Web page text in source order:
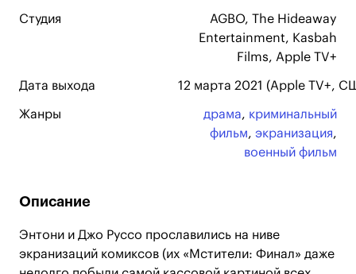
Студия
AGBO, The Hideaway
Entertainment, Kasbah
Films, Apple TV+
Дата выхода 12 марта 2021 (Apple TV+,
Жанры драма, криминальный
фильм, экранизация,
военный фильм
Описание
Энтони и Джо Руссо прославились на ниве
экранизаций комиксов (их «Мстители: Финал» даже